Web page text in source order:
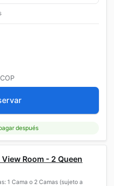
COP
después
View Room - 2 Queen
1 Cama o 2 Camas (sujeto a